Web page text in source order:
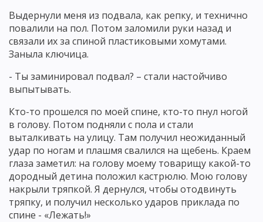
Выдернули меня из подвала, как репку, и технично
повалили на пол. Потом заломили руки назад и
связали их за спиной пластиковыми хомутами.
Заныла ключица.
- Ты заминировал подвал? – стали настойчиво
выпытывать.
Кто-то прошелся по моей спине, кто-то пнул ногой
в голову. Потом подняли с пола и стали
выталкивать на улицу. Там получил неожиданный
удар по ногам и плашмя свалился на щебень. Краем
глаза заметил: на голову моему товарищу какой-то
дородный детина положил кастрюлю. Мою голову
накрыли тряпкой. Я дернулся, чтобы отодвинуть
тряпку, и получил несколько ударов приклада по
спине - «Лежать!»